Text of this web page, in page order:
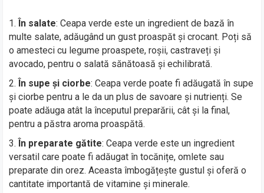
În salate: Ceapa verde este un ingredient de bază în
multe salate, adăugând un gust proaspăt și crocant. Poți să
o amesteci cu legume proaspete, roșii, castraveți și
avocado, pentru o salată sănătoasă și echilibrată.
În supe și ciorbe: Ceapa verde poate fi adăugată în supe
și ciorbe pentru a le da un plus de savoare și nutrienți. Se
poate adăuga atât la începutul preparării, cât și la final,
pentru a păstra aroma proaspătă.
În preparate gătite: Ceapa verde este un ingredient
versatil care poate fi adăugat în tocănițe, omlete sau
preparate din orez. Aceasta îmbogățește gustul și oferă o
cantitate importantă de vitamine și minerale.